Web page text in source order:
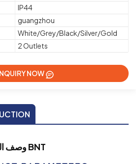
IP44
guangzhou
White/Grey/Black/Silver/Gold
2 Outlets
NOW
وصف المقبس العلوي للمكتب BNT